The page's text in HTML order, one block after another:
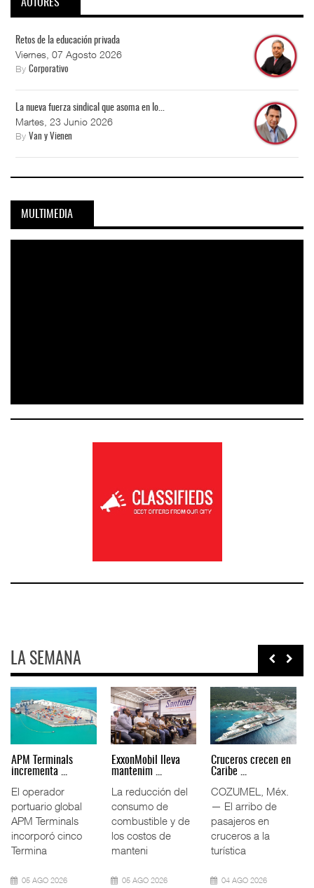
AUTORES
Retos de la educación privada
Viernes, 07 Agosto 2026
By Corporativo
La nueva fuerza sindical que asoma en lo...
Martes, 23 Junio 2026
By Van y Vienen
MULTIMEDIA
LA SEMANA
Volkswagen Truck &
Bus da ...
Volkswagen Truck
& Bus México
(VWTBM) acordó
con la Cámara
Nac
09 AGO 2026
Intermodal impulsa
11.5% ...
El tráfico
ferroviario
mexicano creció
11.5% interanual
durante la
09 AGO 2026
APM Terminals
incrementa ...
El operador
portuario global
APM Terminals
incorporó cinco
Termina
05 AGO 2026